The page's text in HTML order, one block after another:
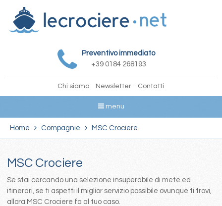
Preventivo immediato
+39 0184 268193
Chi siamo Newsletter Contatti
menu
Home Compagnie MSC Crociere
MSC Crociere
Se stai cercando una selezione insuperabile di mete ed
itinerari, se ti aspetti il miglior servizio possibile ovunque ti trovi,
allora MSC Crociere fa al tuo caso.